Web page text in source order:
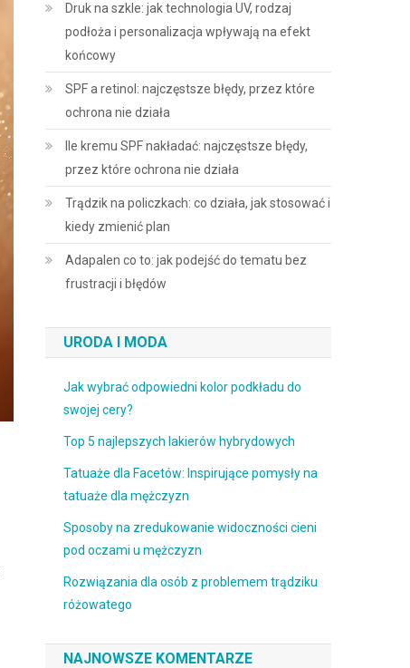
Druk na szkle: jak technologia UV, rodzaj
podłoża i personalizacja wpływają na efekt
końcowy
SPF a retinol: najczęstsze błędy, przez które
ochrona nie działa
Ile kremu SPF nakładać: najczęstsze błędy,
przez które ochrona nie działa
Trądzik na policzkach: co działa, jak stosować i
kiedy zmienić plan
Adapalen co to: jak podejść do tematu bez
frustracji i błędów
URODA I MODA
Jak wybrać odpowiedni kolor podkładu do
swojej cery?
Top 5 najlepszych lakierów hybrydowych
Tatuaże dla Facetów: Inspirujące pomysły na
tatuaże dla mężczyzn
Sposoby na zredukowanie widoczności cieni
pod oczami u mężczyzn
Rozwiązania dla osób z problemem trądziku
różowatego
NAJNOWSZE KOMENTARZE